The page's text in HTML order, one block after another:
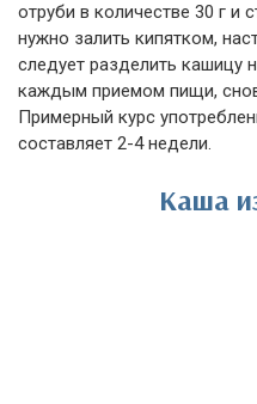
отруби в количестве 30 г и
нужно залить кипятком,
следует разделить кашицу
каждым приемом пищи,
Примерный курс
составляет 2-4 недели.
Каша